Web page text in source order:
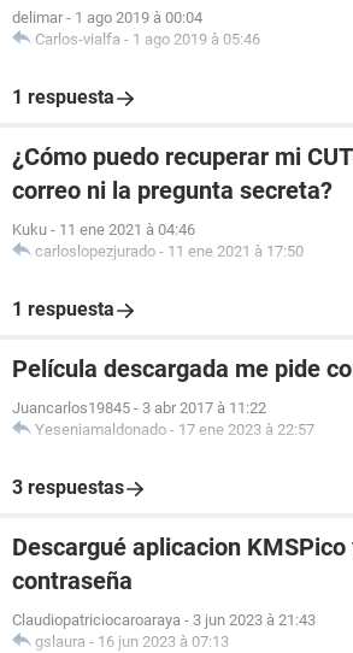
delimar - 1 ago 2019 à 00:04
Carlos-vialfa - 1 ago 2019 à 05:46
1 respuesta
¿Cómo puedo recuperar mi
correo ni la pregunta secreta?
Kuku - 11 ene 2021 à 04:46
carloslopezjurado - 11 ene 2021 à 17:50
1 respuesta
Película descargada me pide
Juancarlos19845 - 3 abr 2017 à 11:22
Yeseniamaldonado - 17 ene 2023 à 22:57
3 respuestas
Descargué aplicacion KMSPico
contraseña
Claudiopatriciocaroaraya - 3 jun 2023 à 21:43
gslaura - 16 jun 2023 à 07:13